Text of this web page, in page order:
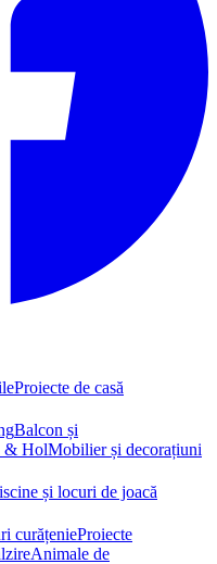
Proiecte de casă
Balcon și
& HolMobilier și decorațiuni
și locuri de joacă
curățenieProiecte
Animale de